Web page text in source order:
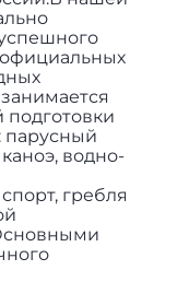
парусный
водно-
гребля